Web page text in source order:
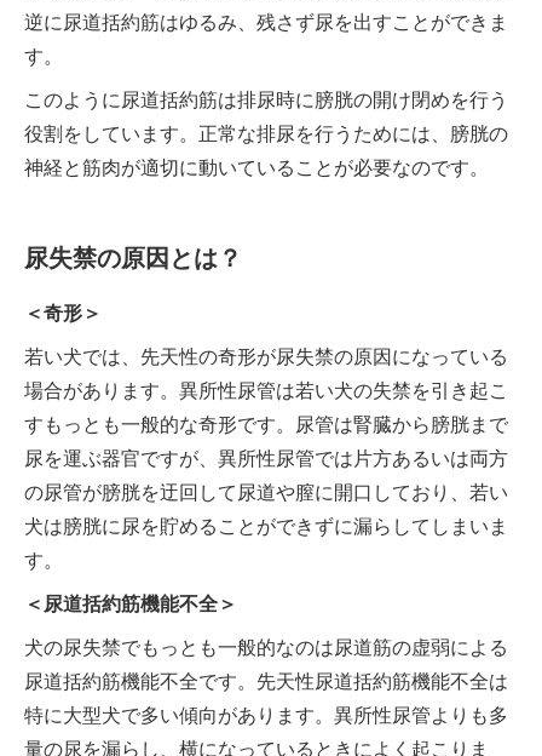
逆に尿道括約筋はゆるみ、残さず尿を出すことができま
す。
このように尿道括約筋は排尿時に膀胱の開け閉めを行う
役割をしています。正常な排尿を行うためには、膀胱の
神経と筋肉が適切に動いていることが必要なのです。
尿失禁の原因とは？
＜奇形＞
若い犬では、先天性の奇形が尿失禁の原因になっている
場合があります。異所性尿管は若い犬の失禁を引き起こ
すもっとも一般的な奇形です。尿管は腎臓から膀胱まで
尿を運ぶ器官ですが、異所性尿管では片方あるいは両方
の尿管が膀胱を迂回して尿道や膣に開口しており、若い
犬は膀胱に尿を貯めることができずに漏らしてしまいま
す。
＜尿道括約筋機能不全＞
犬の尿失禁でもっとも一般的なのは尿道筋の虚弱による
尿道括約筋機能不全です。先天性尿道括約筋機能不全は
特に大型犬で多い傾向があります。異所性尿管よりも多
量の尿を漏らし、横になっているときによく起こりま